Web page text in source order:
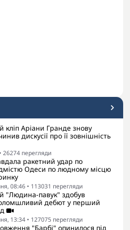
кліп Аріани Гранде знову
дискусії про її зовнішність
• 26274 перегляди
ракетний удар по
Одеси по людному місцю
08:46 • 113031 перегляди
"Людина-павук" здобув
дебют у перший
13:34 • 127075 перегляди
"Барбі" опинилося під